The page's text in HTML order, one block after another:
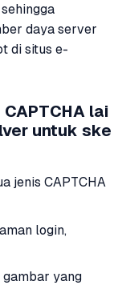
sehingga
daya server
di situs e-
lai
untuk ske
jenis CAPTCHA
login,
gambar yang